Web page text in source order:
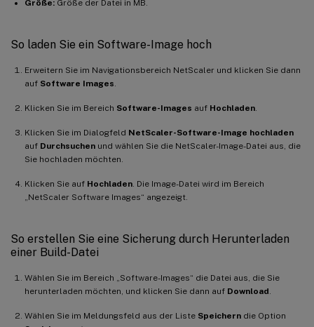
Größe: Größe der Datei in MB.
So laden Sie ein Software-Image hoch
Erweitern Sie im Navigationsbereich NetScaler und klicken Sie dann
auf Software Images
Klicken Sie im Bereich Software-Images auf Hochladen
Klicken Sie im Dialogfeld NetScaler-Software-Image hochladen
auf Durchsuchen und wählen Sie die NetScaler-Image-Datei aus, die
Sie hochladen möchten.
Klicken Sie auf Hochladen . Die Image-Datei wird im Bereich
„NetScaler Software Images“ angezeigt.
So erstellen Sie eine Sicherung durch Herunterladen
einer Build-Datei
Wählen Sie im Bereich „Software-Images“ die Datei aus, die Sie
herunterladen möchten, und klicken Sie dann auf Download
Wählen Sie im Meldungsfeld aus der Liste Speichern die Option